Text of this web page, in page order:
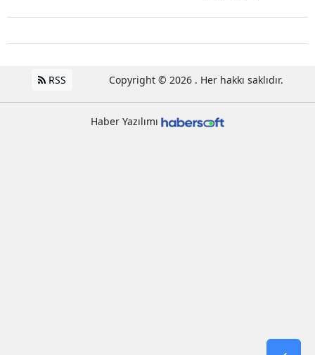
RSS Copyright © 2026 . Her hakkı saklıdır.
Haber Yazılımı